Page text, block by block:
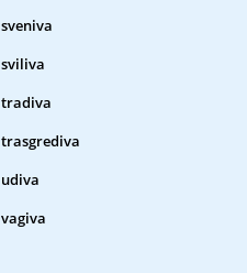
sveniva
sviliva
tradiva
trasgrediva
udiva
vagiva